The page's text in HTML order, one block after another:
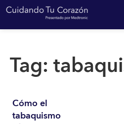
Tag:
Cómo el
tabaquismo